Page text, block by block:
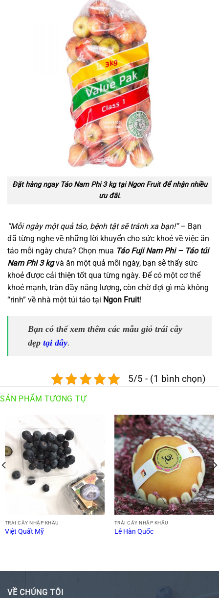
Đặt hàng ngay Táo Nam Phi 3 kg tại Ngon Fruit để nhận nhiều
ưu đãi.
“Mỗi ngày một quả táo, bệnh tật sẽ tránh xa bạn!”– Bạn
đã từng nghe về những lời khuyển cho sức khoẻ về việc ăn
táo mỗi ngày chưa? Chọn mua Táo Fuji Nam Phi – Táo túi
Nam Phi 3 kgvà ăn một quả mỗi ngày, bạn sẽ thấy sức
khoẻ được cải thiện tốt qua từng ngày. Để có một cơ thể
khoẻ mạnh, tràn đầy năng lượng, còn chờ đợi gì mà không
“rinh” về nhà một túi táo tại Ngon Fruit!
Bạn có thể xem thêm các mẫu giỏ trái cây
đẹp tại đây.
5/5 - (1 bình chọn)
SẢN PHẨM TƯƠNG TỰ
TRÁI CÂY NHẬP KHẨU
Việt Quất Mỹ
TRÁI CÂY NHẬP KHẨU
Lê Hàn Quốc
VỀ CHÚNG TÔI